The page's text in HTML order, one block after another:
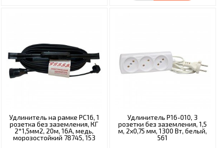
Удлинитель на рамке РС16, 1
розетка без заземления, КГ
2*1,5мм2, 20м, 16А, медь,
морозостойкий 78745, 153
Удлинитель Р16-010, 3
розетки без заземления, 1,5
м, 2х0,75 мм, 1300 Вт, белый,
561